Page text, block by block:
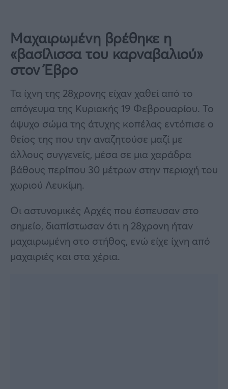
Μαχαιρωμένη βρέθηκε η
«βασίλισσα του καρναβαλιού»
στον Έβρο
Τα ίχνη της 28χρονης είχαν χαθεί από το
απόγευμα της Κυριακής 19 Φεβρουαρίου. Το
άψυχο σώμα της άτυχης κοπέλας εντόπισε ο
θείος της που την αναζητούσε μαζί με
άλλους συγγενείς, μέσα σε μια χαράδρα
βάθους περίπου 30 μέτρων στην περιοχή του
χωριού Λευκίμη.
Οι αστυνομικές Αρχές που έσπευσαν στο
σημείο, διαπίστωσαν ότι η 28χρονη ήταν
μαχαιρωμένη στο στήθος, ενώ είχε ίχνη από
μαχαιριές και στα χέρια.